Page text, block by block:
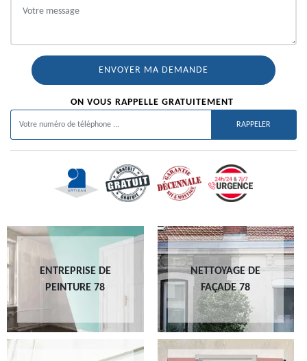
ON VOUS RAPPELLE GRATUITEMENT
ENTREPRISE DE
PEINTURE 78
NETTOYAGE DE
FAÇADE 78